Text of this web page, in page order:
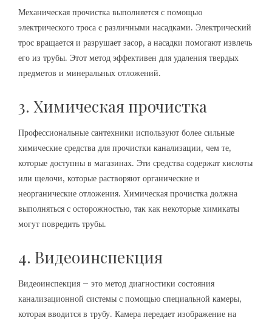
Механическая прочистка выполняется с помощью
электрического троса с различными насадками. Электрический
трос вращается и разрушает засор, а насадки помогают извлечь
его из трубы. Этот метод эффективен для удаления твердых
предметов и минеральных отложений.
3. Химическая прочистка
Профессиональные сантехники используют более сильные
химические средства для прочистки канализации, чем те,
которые доступны в магазинах. Эти средства содержат кислоты
или щелочи, которые растворяют органические и
неорганические отложения. Химическая прочистка должна
выполняться с осторожностью, так как некоторые химикаты
могут повредить трубы.
4. Видеоинспекция
Видеоинспекция – это метод диагностики состояния
канализационной системы с помощью специальной камеры,
которая вводится в трубу. Камера передает изображение на